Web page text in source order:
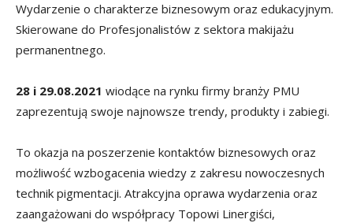
Wydarzenie o charakterze biznesowym oraz edukacyjnym.
Skierowane do Profesjonalistów z sektora makijażu
permanentnego.
28 i 29.08.2021 wiodące na rynku firmy branży PMU
zaprezentują swoje najnowsze trendy, produkty i zabiegi.
To okazja na poszerzenie kontaktów biznesowych oraz
możliwość wzbogacenia wiedzy z zakresu nowoczesnych
technik pigmentacji. Atrakcyjna oprawa wydarzenia oraz
zaangażowani do współpracy Topowi Linergiści,